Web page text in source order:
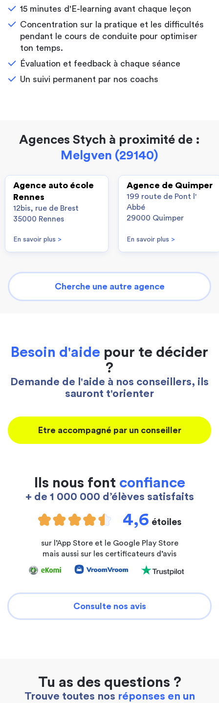
15 minutes d'E-learning avant chaque leçon
Concentration sur la pratique et les difficultés
pendant le cours de conduite pour optimiser
ton temps.
Évaluation et feedback à chaque séance
Un suivi permanent par nos coachs
Agences Stych à proximité de :
Melgven (29140)
Agence auto école
Rennes
12bis, rue de Brest
35000 Rennes
En savoir plus >
Agence de Quimper
199 route de Pont l'
Abbé
29000 Quimper
En savoir plus >
Cherche une autre agence
Besoin d'aide pour te décider
?
Demande de l'aide à nos conseillers, ils
sauront t'orienter
Etre accompagné par un conseiller
Ils nous font confiance
+ de 1 000 000 d’élèves satisfaits
4,6 étoiles
sur l’App Store et le Google Play Store
mais aussi sur les certificateurs d’avis
Consulte nos avis
Tu as des questions ?
Trouve toutes nos réponses en un